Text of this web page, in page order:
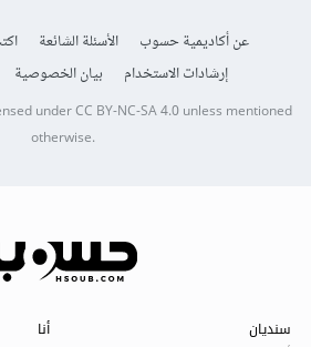
عن أكاديمية حسوب الأسئلة الشائعة
إرشادات الاستخدام
بيان الخصوصية
underCC BY-NC-SA 4.0unless mentioned
otherwise.